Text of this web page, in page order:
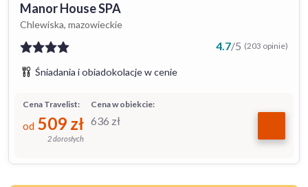
Manor House SPA
Chlewiska, mazowieckie
4.7/5 (203 opinie)
Śniadania i obiadokolacje w cenie
Cena w obiekcie:
636 zł
Cena Travelist:
od 509 zł
2 dorosłych